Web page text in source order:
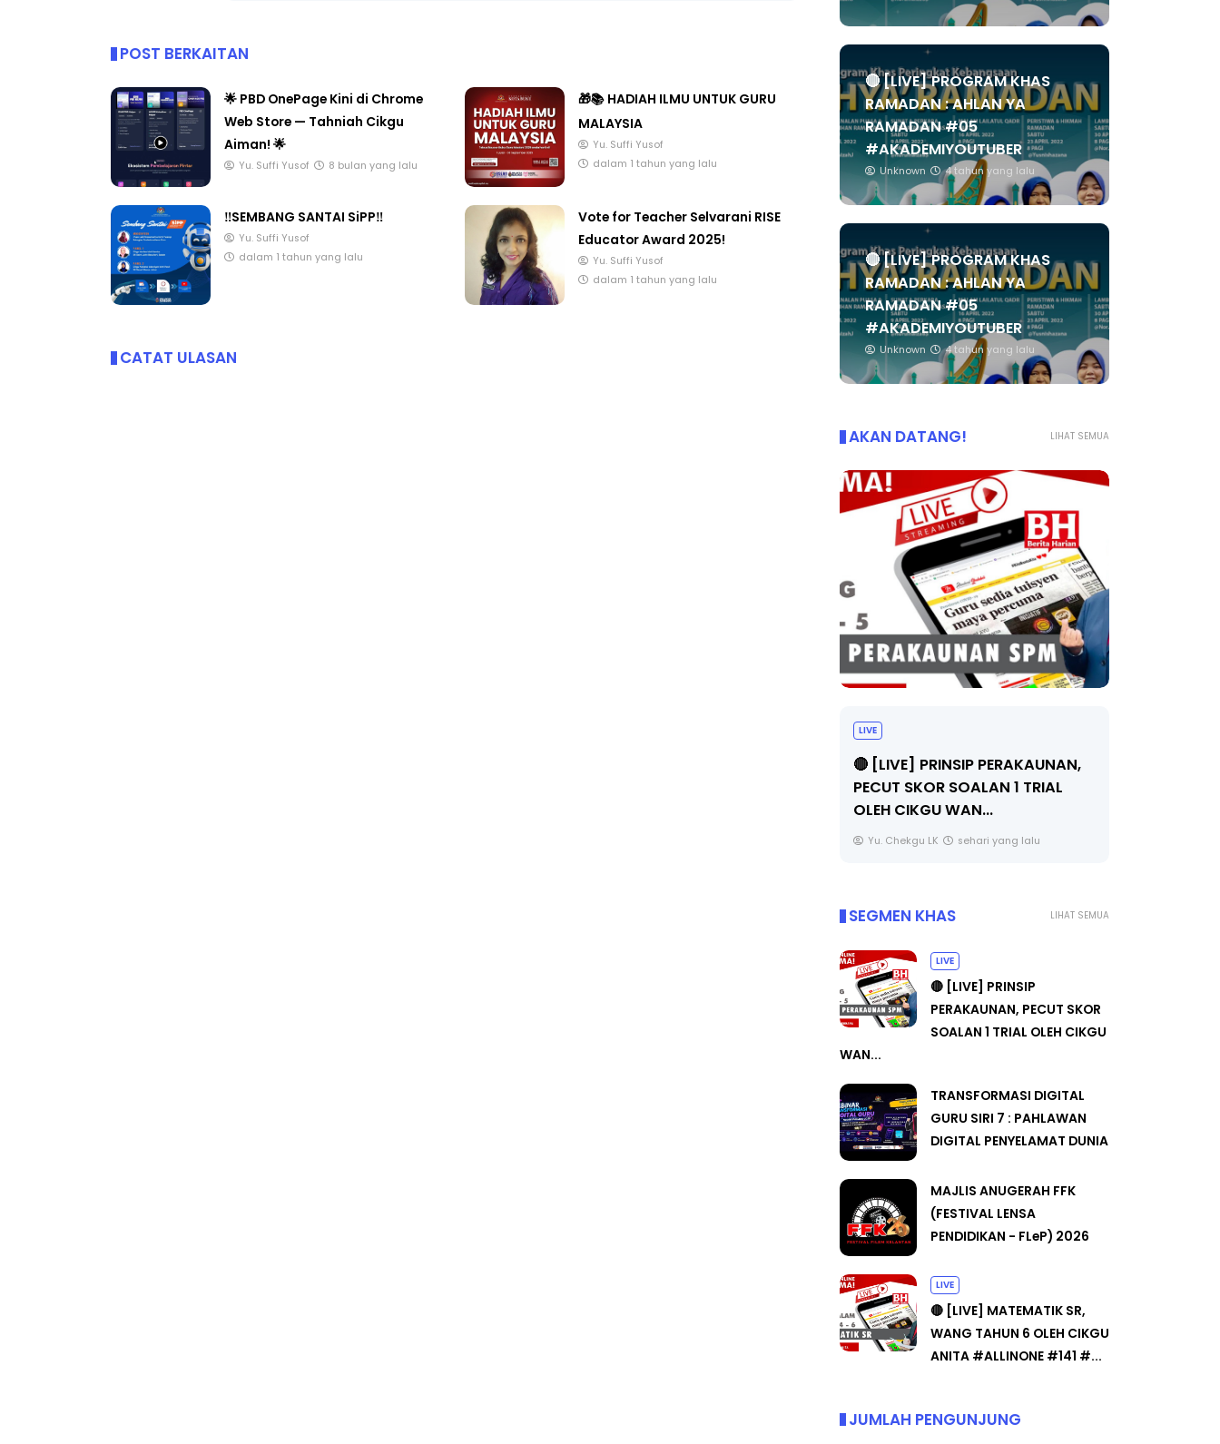
POST BERKAITAN
🌟 PBD OnePage Kini di Chrome
Web Store — Tahniah Cikgu
Aiman! 🌟
Yu. Suffi Yusof 8 bulan yang lalu
🎁📚 HADIAH ILMU UNTUK GURU
MALAYSIA
Yu. Suffi Yusof
dalam 1 tahun yang lalu
‼️SEMBANG SANTAI SiPP‼️
Yu. Suffi Yusof
dalam 1 tahun yang lalu
Vote for Teacher Selvarani RISE
Educator Award 2025!
Yu. Suffi Yusof
dalam 1 tahun yang lalu
CATAT ULASAN
🔴 [LIVE] PROGRAM KHAS
RAMADAN : AHLAN YA
RAMADAN #05
#AKADEMIYOUTUBER
Unknown 4 tahun yang lalu
🔴 [LIVE] PROGRAM KHAS
RAMADAN : AHLAN YA
RAMADAN #05
#AKADEMIYOUTUBER
Unknown 4 tahun yang lalu
LIHAT SEMUA
AKAN DATANG!
TRANSFORMASI DIGITAL GURU
SIRI 7 : PAHLAWAN DIGITAL
PENYELAMAT DUNIA
Unknown 6 hari yang lalu
LIHAT SEMUA
SEGMEN KHAS
LIVE
🔴 [LIVE] PRINSIP
PERAKAUNAN, PECUT SKOR
SOALAN 1 TRIAL OLEH CIKGU
WAN...
TRANSFORMASI DIGITAL
GURU SIRI 7 : PAHLAWAN
DIGITAL PENYELAMAT DUNIA
MAJLIS ANUGERAH FFK
(FESTIVAL LENSA
PENDIDIKAN - FLeP) 2026
LIVE
🔴 [LIVE] MATEMATIK SR,
WANG TAHUN 6 OLEH CIKGU
ANITA #ALLINONE #141 #...
JUMLAH PENGUNJUNG